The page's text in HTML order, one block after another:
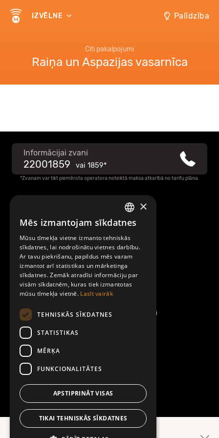
IZVĒLNE Palīdzība
Citi pakalpojumi
Raiņa un Aspazijas vasarnīca
Informācijai zvani
22001859 vai 1859*
*Zvanam var tikt piemērota operatora noteiktā maksa atkarībā no tarifu plāna.
Par Mobilly
Noteikumi un līgumi
Kontakti
LATVIAN
ENGLISH
×
Mēs izmantojam sīkdatnes
Mūsu tīmekļa vietne izmanto tehniskās
sīkdatnes, lai nodrošinātu vietnes darbību.
Ar tavu piekrišanu, papildus mēs varam
izmantot arī statistikas un mārketinga
sīkdatnes. Zemāk atradīsi informāciju par
visām sīkdatnēm, kuras tiek izmantotas
mūsu tīmekļa vietnē. Lasīt vairāk
TEHNISKĀS SĪKDATNES
STATISTIKAS
MĒRĶA
FUNKCIONALITĀTES
APSTIPRINĀT VISAS
TIKAI TEHNISKĀS SĪKDATNES